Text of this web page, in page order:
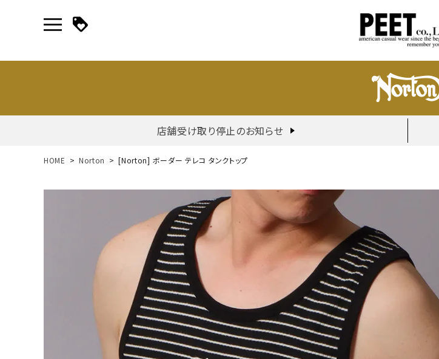
店舗受け取り停止のお知らせ
新規会員登録｜ログイン
ご利用ガイド
search
HOME Norton [Norton] ボーダー テレコ タンクトップ